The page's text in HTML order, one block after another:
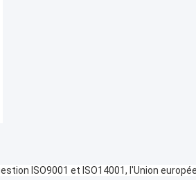
ISO9001 et ISO14001, l'Union